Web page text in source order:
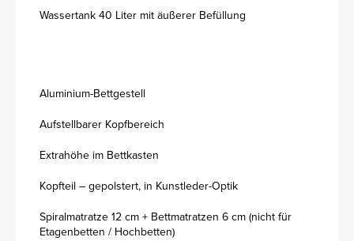
Wassertank 40 Liter mit äußerer Befüllung
Aluminium-Bettgestell
Aufstellbarer Kopfbereich
Extrahöhe im Bettkasten
Kopfteil – gepolstert, in Kunstleder-Optik
Spiralmatratze 12 cm + Bettmatratzen 6 cm (nicht für
Etagenbetten / Hochbetten)